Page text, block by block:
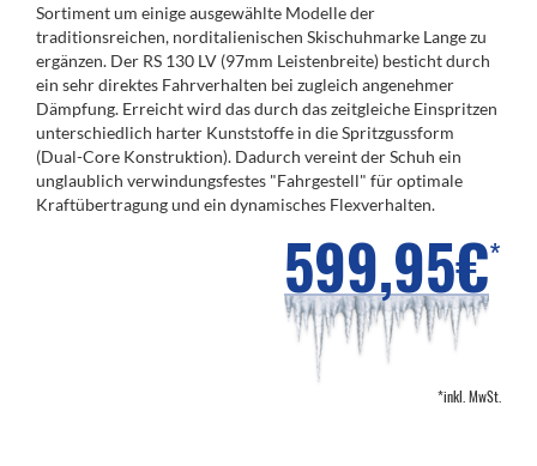
Sortiment um einige ausgewählte Modelle der
traditionsreichen, norditalienischen Skischuhmarke Lange zu
ergänzen. Der RS 130 LV (97mm Leistenbreite) besticht durch
ein sehr direktes Fahrverhalten bei zugleich angenehmer
Dämpfung. Erreicht wird das durch das zeitgleiche Einspritzen
unterschiedlich harter Kunststoffe in die Spritzgussform
(Dual-Core Konstruktion). Dadurch vereint der Schuh ein
unglaublich verwindungsfestes "Fahrgestell" für optimale
Kraftübertragung und ein dynamisches Flexverhalten.
599,95€*
*inkl. MwSt.